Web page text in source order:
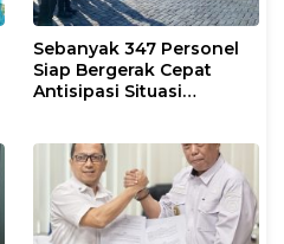
Sebanyak 347 Personel
Siap Bergerak Cepat
Antisipasi Situasi